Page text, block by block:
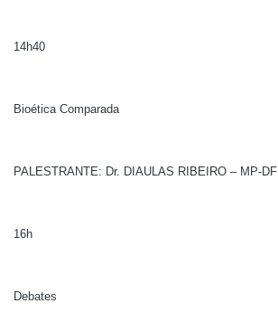
14h40
Bioética Comparada
PALESTRANTE: Dr. DIAULAS RIBEIRO – MP-DF
16h
Debates